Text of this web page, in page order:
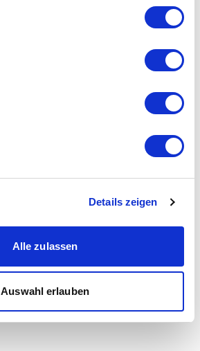
Details zeigen
Alle zulassen
Auswahl erlauben